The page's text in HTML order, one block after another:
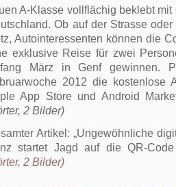
A-Klasse vollflächig beklebt
Ob auf der Strasse
Autointeressenten können die
exklusive Reise für zwei
März in Genf gewinnen.
2012 die kostenlose
App Store und Android
2 Bilder)
Artikel:
Ungewöhnliche
startet Jagd auf die QR-
2 Bilder)